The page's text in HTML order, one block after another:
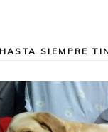
HASTA SIEMPRE